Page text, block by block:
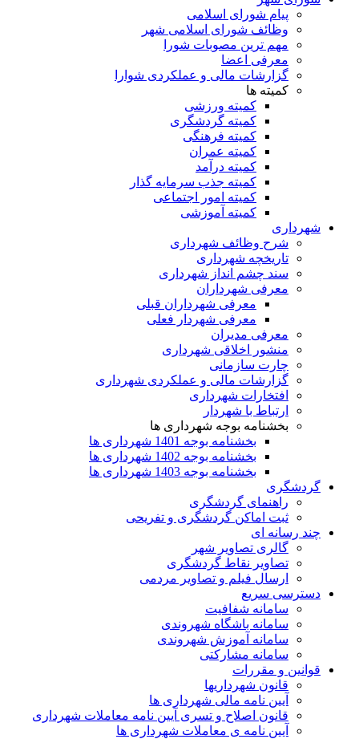
پیام شورای اسلامی
وظائف شورای اسلامی شهر
مهم ترین مصوبات شورا
معرفی اعضا
گزارشات مالی و عملکردی شوارا
کمیته ها
کمیته ورزشی
کمیته گردشگری
کمیته فرهنگی
کمیته عمران
کمیته درآمد
کمیته جذب سرمایه گذار
کمیته امور اجتماعی
کمیته آموزشی
شهرداری
شرح وظائف شهرداری
تاریخچه شهرداری
سند چشم انداز شهرداری
معرفی شهرداران
معرفی شهرداران قبلی
معرفی شهردار فعلی
معرفی مدیران
منشور اخلاقی شهرداری
چارت سازمانی
گزارشات مالی و عملکردی شهرداری
افتخارات شهرداری
ارتباط با شهردار
بخشنامه بوجه شهرداری ها
بخشنامه بوجه 1401 شهرداری ها
بخشنامه بوجه 1402 شهرداری ها
بخشنامه بوجه 1403 شهرداری ها
گردشگری
راهنمای گردشگری
ثبت اماکن گردشگری و تفریحی
چند رسانه ای
گالری تصاویر شهر
تصاویر نقاط گردشگری
ارسال فیلم و تصاویر مردمی
دسترسی سریع
سامانه شفافیت
سامانه باشگاه شهروندی
سامانه آموزش شهروندی
سامانه مشارکتی
قوانین و مقررات
قانون شهرداریها
آیین نامه مالی شهرداری ها
قانون اصلاح و تسری آیین نامه معاملات شهرداری
آیین نامه ی معاملات شهرداری ها